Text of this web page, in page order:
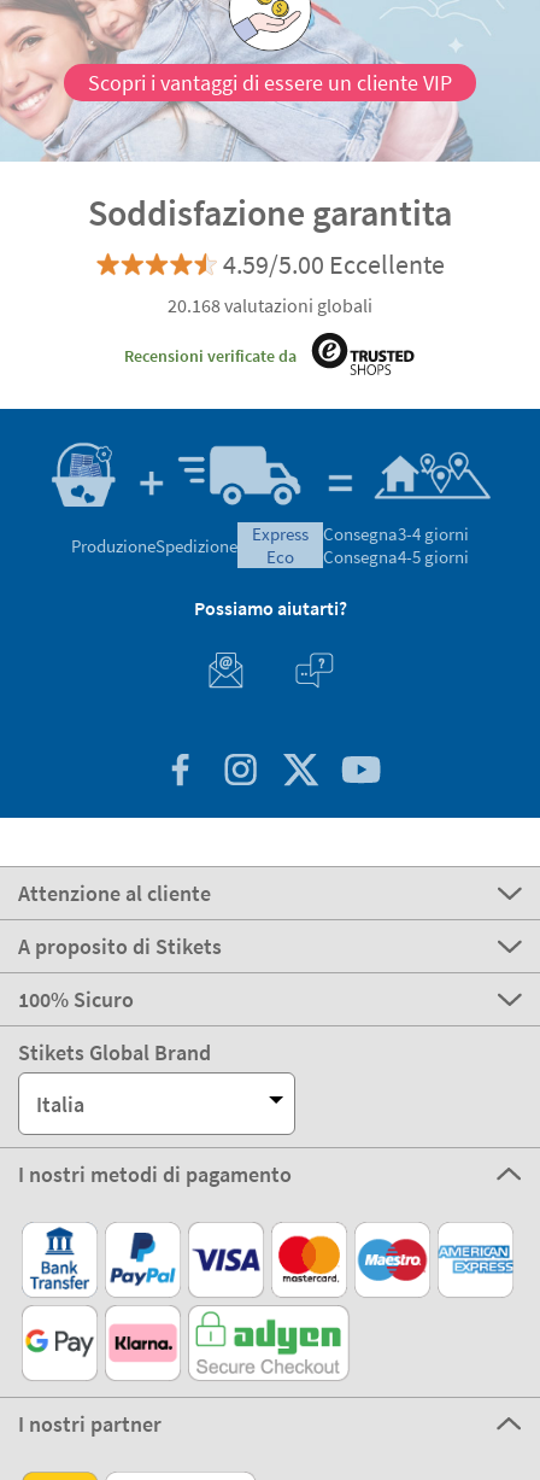
Scopri i vantaggi di essere un cliente VIP
Soddisfazione garantita
4.59/5.00 Eccellente
20.168 valutazioni globali
Recensioni verificate da
ProduzioneSpedizione
express
eco
Consegna3-4 giorni
Consegna4-5 giorni
Possiamo aiutarti?
Attenzione al cliente
A proposito di Stikets
100% Sicuro
Stikets Global Brand
Italia
I nostri metodi di pagamento
I nostri partner